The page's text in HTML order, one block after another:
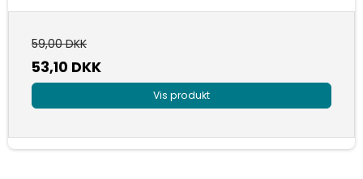
59,00 DKK
53,10 DKK
Vis produkt